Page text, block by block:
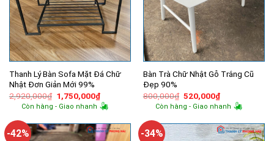
Thanh Lý Bàn Sofa Mặt Đá Chữ
Nhật Đơn Giản Mới 99%
2,920,000₫ Giá
gốc
là:
1,750,000₫Giá
hiện
tại
1,750,000₫.
Còn hàng - Giao nhanh
Bàn Trà Chữ Nhật Gỗ Trắng Cũ
Đẹp 90%
800,000₫ Giá
gốc
là:
520,000₫Giá
hiện
tại
520,000₫.
Còn hàng - Giao nhanh
-42% -34%